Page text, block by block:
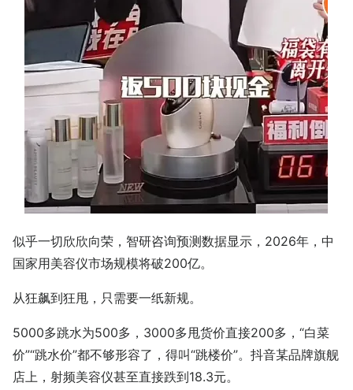
似乎一切欣欣向荣，智研咨询预测数据显示，2026年，中
国家用美容仪市场规模将破200亿。
从狂飙到狂甩，只需要一纸新规。
5000多跳水为500多，3000多甩货价直接200多，“白菜
价”“跳水价”都不够形容了，得叫“跳楼价”。抖音某品牌旗舰
店上，射频美容仪甚至直接跌到18.3元。